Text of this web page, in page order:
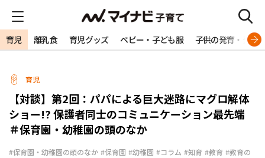
育児 離乳食 育児グッズ ベビー・子ども服 子供の発育・発達
育児
【対談】第2回：パパによる巨大迷路にマグロ解体
ショー!? 保護者同士のコミュニケーション最先端
＃保育園・幼稚園の頭のなか
#保育園・幼稚園の頭のなか #保育園 #幼稚園 #コラム #知育 #教育 #教育の